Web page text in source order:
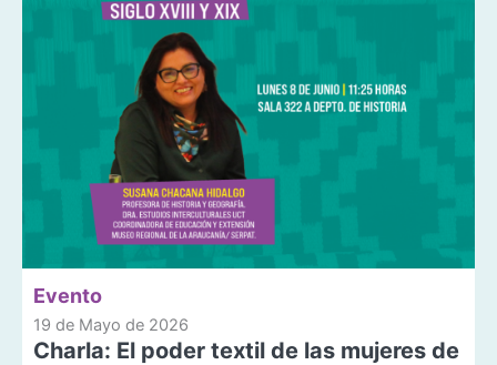
Evento
19 de Mayo de 2026
Charla: El poder textil de las mujeres de